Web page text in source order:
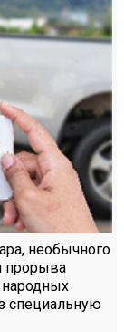
необычного
прорыва
народных
специальную